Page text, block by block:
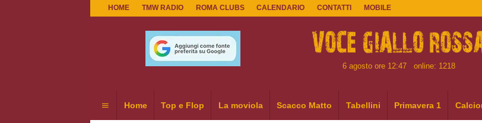
HOME TMW RADIO ROMA CLUBS CALENDARIO CONTATTI MOBILE
6 agosto ore 12:47 online: 1218
Home Top e Flop La moviola Scacco Matto Tabellini Primavera 1